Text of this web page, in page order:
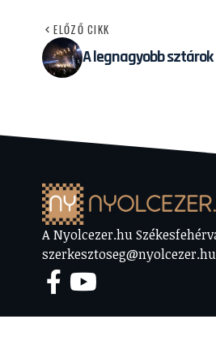
ELŐZŐ CIKK
A legnagyobb
A Nyolcezer.hu
szerkesztoseg@nyolcezer.hu